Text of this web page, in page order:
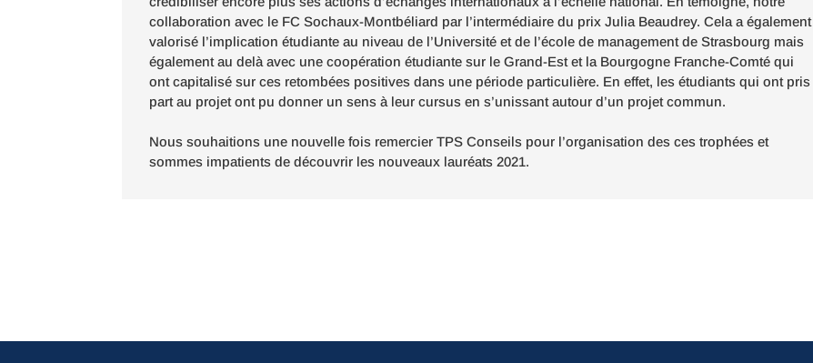
collaboration avec le FC Sochaux-Montbéliard par l’intermédiaire du prix Julia Beaudrey. Cela a également
valorisé l’implication étudiante au niveau de l’Université et de l’école de management de Strasbourg mais
également au delà avec une coopération étudiante sur le Grand-Est et la Bourgogne Franche-Comté qui
ont capitalisé sur ces retombées positives dans une période particulière. En effet, les étudiants qui ont pris
part au projet ont pu donner un sens à leur cursus en s’unissant autour d’un projet commun.
Nous souhaitions une nouvelle fois remercier TPS Conseils pour l’organisation des ces trophées et
sommes impatients de découvrir les nouveaux lauréats 2021.